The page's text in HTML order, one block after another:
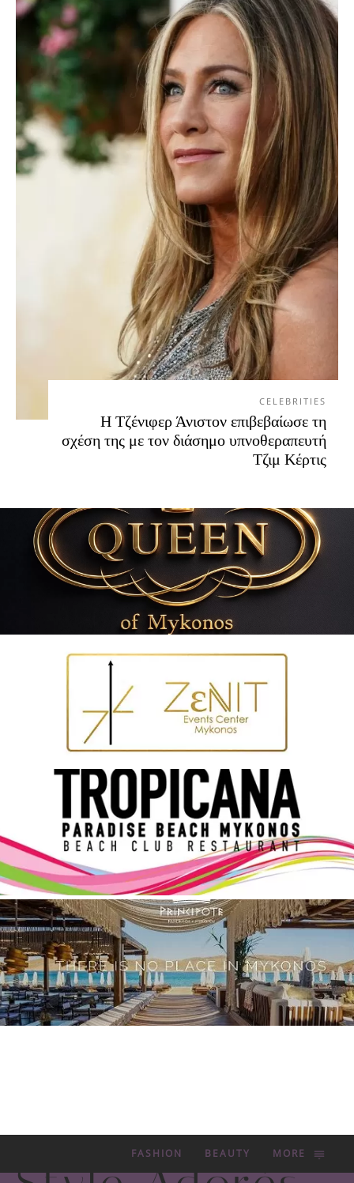
CELEBRITIES
Η Τζένιφερ Άνιστον επιβεβαίωσε τη
σχέση της με τον διάσημο υπνοθεραπευτή
Τζιμ Κέρτις
FASHION BEAUTY MORE